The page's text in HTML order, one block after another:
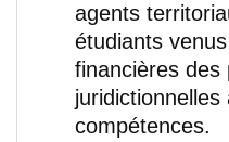
agents
étudiants
financières des
compétences.